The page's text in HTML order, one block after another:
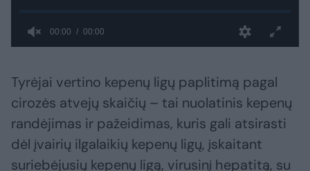
Tyrėjai vertino kepenų ligų paplitimą pagal
cirozės atvejų skaičių – tai nuolatinis kepenų
randėjimas ir pažeidimas, kuris gali atsirasti
dėl įvairių ilgalaikių kepenų ligų, įskaitant
suriebėjusių kepenų ligą, virusinį hepatitą, su